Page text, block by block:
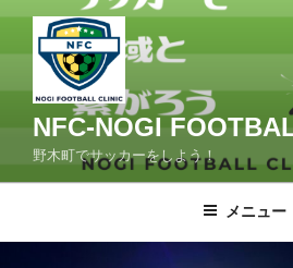
ン
プ
NFC-NOGI
野木町でサッカーをしよう！
メニュー